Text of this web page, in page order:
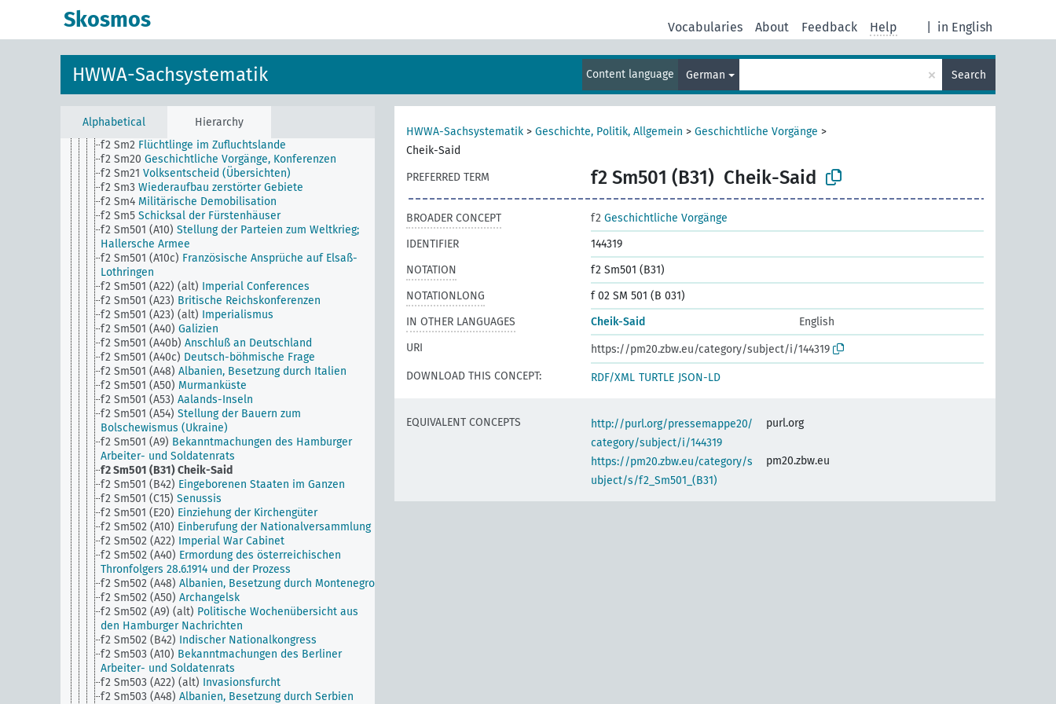
Skosmos in English
Vocabularies About Feedback Help
HWWA-Sachsystematik Content language German × Search
Alphabetical Hierarchy
f2 Sm11 Frontkämpfer, Allgemein
Selbstbestimmungsrecht
Hochverrat und Spionage in..., Allgemein. (Ab
f2 Sm18 Amnestie
f2 Sm2 Flüchtlinge im Zufluchtslande
f2 Sm20 Geschichtliche Vorgänge, Konferenzen
f2 Sm21 Volksentscheid (Übersichten)
f2 Sm3 Wiederaufbau zerstörter Gebiete
f2 Sm4 Militärische Demobilisation
f2 Sm5 Schicksal der Fürstenhäuser
f2 Sm501 (A10) Stellung der Parteien zum Weltkrieg;
Hallersche Armee
f2 Sm501 (A10c) Französische Ansprüche auf Elsaß-
Lothringen
f2 Sm501 (A22) (alt) Imperial Conferences
f2 Sm501 (A23) Britische Reichskonferenzen
f2 Sm501 (A23) (alt) Imperialismus
f2 Sm501 (A40) Galizien
f2 Sm501 (A40b) Anschluß an Deutschland
f2 Sm501 (A40c) Deutsch-böhmische Frage
f2 Sm501 (A48) Albanien, Besetzung durch Italien
f2 Sm501 (A50) Murmanküste
f2 Sm501 (A53) Aalands-Inseln
f2 Sm501 (A54) Stellung der Bauern zum
Bolschewismus (Ukraine)
f2 Sm501 (A9) Bekanntmachungen des Hamburger
Arbeiter- und Soldatenrats
f2 Sm501 (B31)Cheik-Said
f2 Sm501 (B42) Eingeborenen Staaten im Ganzen
f2 Sm501 (C15) Senussis
f2 Sm501 (E20) Einziehung der Kirchengüter
f2 Sm502 (A10) Einberufung der Nationalversammlung
f2 Sm502 (A22) Imperial War Cabinet
f2 Sm502 (A40) Ermordung des österreichischen
Thronfolgers 28.6.1914 und der Prozess
f2 Sm502 (A48) Albanien, Besetzung durch Montenegro
f2 Sm502 (A50) Archangelsk
f2 Sm502 (A9) (alt) Politische Wochenübersicht aus
den Hamburger Nachrichten
f2 Sm502 (B42) Indischer Nationalkongress
f2 Sm503 (A10) Bekanntmachungen des Berliner
Arbeiter- und Soldatenrats
f2 Sm503 (A22) (alt) Invasionsfurcht
f2 Sm503 (A48) Albanien, Besetzung durch Serbien
HWWA-Sachsystematik > Geschichte, Politik, Allgemein > Geschichtliche Vorgänge >
Cheik-Said
PREFERRED TERM
f2 Sm501 (B31) Cheik-Said
BROADER CONCEPT f2 Geschichtliche Vorgänge
IDENTIFIER
144319
NOTATION
f2 Sm501 (B31)
NOTATIONLONG
f 02 SM 501 (B 031)
IN OTHER LANGUAGES
Cheik-Said
English
URI
https://pm20.zbw.eu/category/subject/i/144319
DOWNLOAD THIS CONCEPT:
RDF/XML TURTLE JSON-LD
EQUIVALENT CONCEPTS
http://purl.org/pressemappe20/
category/subject/i/144319
purl.org
https://pm20.zbw.eu/category/s
ubject/s/f2_Sm501_(B31)
pm20.zbw.eu